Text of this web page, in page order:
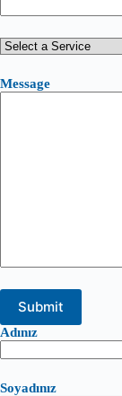
Message
Adınız
Soyadınız